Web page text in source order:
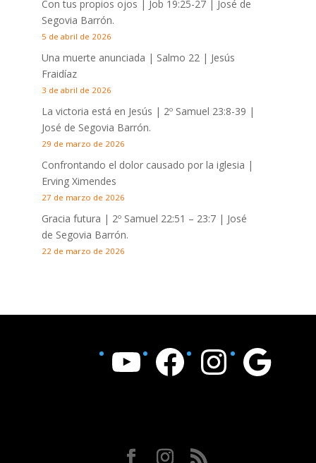
Con tus propios ojos | Job 19:25-27| José de
Segovia Barrón.
5 de abril de 2026
Una muerte anunciada | Salmo 22| Jesús
Fraidíaz
3 de abril de 2026
La victoria está en Jesús | 2º Samuel 23:8-39 |
José de Segovia Barrón.
29 de marzo de 2026
Confrontando el dolor causado por la iglesia |
Erving Ximendes
27 de marzo de 2026
Gracia futura | 2º Samuel 22:51 – 23:7| José
de Segovia Barrón.
22 de marzo de 2026
YouTube Facebook Instagram Google